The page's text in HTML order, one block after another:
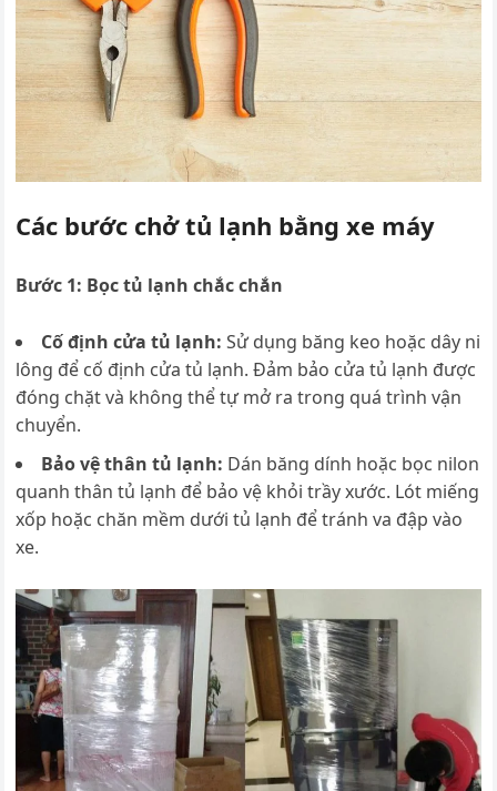
Các bước chở tủ lạnh bằng xe máy
Bước 1: Bọc tủ lạnh chắc chắn
Cố định cửa tủ lạnh:Sử dụng băng keo hoặc dây ni
lông để cố định cửa tủ lạnh. Đảm bảo cửa tủ lạnh được
đóng chặt và không thể tự mở ra trong quá trình vận
chuyển.
Bảo vệ thân tủ lạnh: Dán băng dính hoặc bọc nilon
quanh thân tủ lạnh để bảo vệ khỏi trầy xước. Lót miếng
xốp hoặc chăn mềm dưới tủ lạnh để tránh va đập vào
xe.